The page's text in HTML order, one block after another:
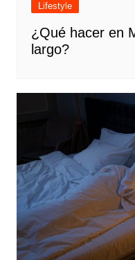
Lifestyle
¿Qué hacer en
largo?